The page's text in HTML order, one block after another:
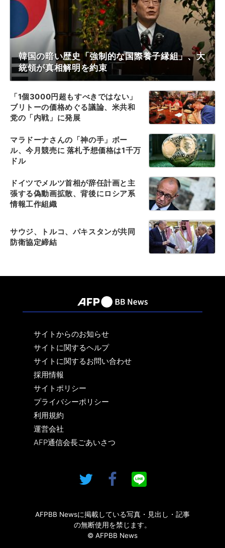
韓国の暗い歴史「強制的な国際養子縁組」、大
統領が真相解明を約束
「1個3000円超もすべきではない」
ブリトーの価格めぐる議論、米共和
党の「内戦」に発展
マラドーナさんの「神の手」ボー
ル、今月競売に 落札予想価格は1千万
ドル
ドイツでメルツ首相が辞任計画と主
張する偽動画拡散、背後にロシア系
情報工作組織
サウジ、トルコ、パキスタンが共同
防衛協定締結
サイトからのお知らせ
サイトに関するヘルプ
サイトに関するお問い合わせ
採用情報
サイトポリシー
プライバシーポリシー
利用規約
運営会社
AFP通信会長ごあいさつ
AFPBB Newsに掲載している写真・見出し・記事
の無断使用を禁じます。
© AFPBB News